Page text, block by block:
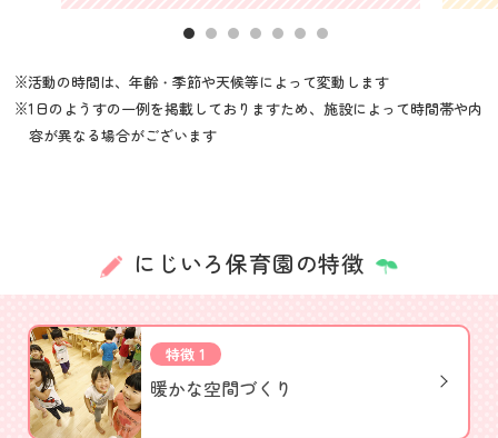
※活動の時間は、年齢・季節や天候等によって変動します
※1日のようすの一例を掲載しておりますため、施設によって時間帯や内
容が異なる場合がございます
にじいろ保育園の特徴
特徴 1
暖かな空間づくり